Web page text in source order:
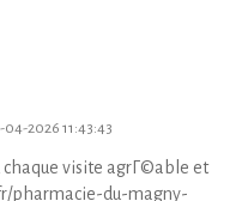
2026 11:43:43
chaque visite agrГ©able et
pharmacie-du-magny-